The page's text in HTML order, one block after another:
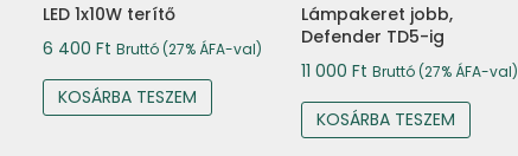
LED 1x10W terítő
6 400 Ft Bruttó (27% ÁFA-val)
KOSÁRBA TESZEM
Lámpakeret jobb,
Defender TD5-ig
11 000Ft Bruttó (27% ÁFA-val)
KOSÁRBA TESZEM